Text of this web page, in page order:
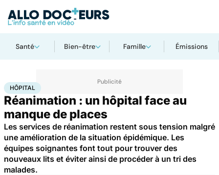
Santé Bien-être Famille Émissions
AccueilSanté
HÔPITAL
Réanimation : un hôpital face au
manque de places
Les services de réanimation restent sous tension malgré
une amélioration de la situation épidémique. Les
équipes soignantes font tout pour trouver des
nouveaux lits et éviter ainsi de procéder à un tri des
malades.